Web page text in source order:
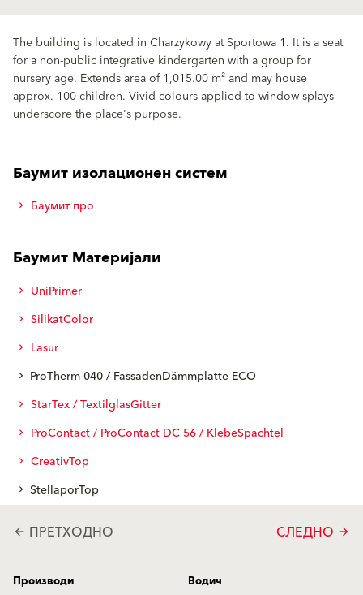
The building is located in Charzykowy at Sportowa 1. It is a seat
for a non-public integrative kindergarten with a group for
nursery age. Extends area of 1,015.00 m² and may house
approx. 100 children. Vivid colours applied to window splays
underscore the place's purpose.
Баумит изолационен систем
Баумит про
Баумит Материјали
UniPrimer
SilikatColor
Lasur
ProTherm 040 / FassadenDämmplatte ECO
StarTex / TextilglasGitter
ProContact / ProContact DC 56 / KlebeSpachtel
CreativTop
StellaporTop
arrow_back ПРЕТХОДНО СЛЕДНО arrow_forward
Производи
Водич